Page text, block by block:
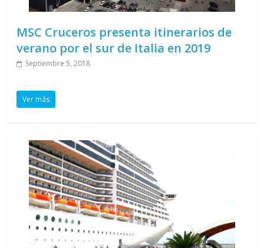
MSC Cruceros presenta itinerarios de
verano por el sur de Italia en 2019
Septiembre 5, 2018
Ver más